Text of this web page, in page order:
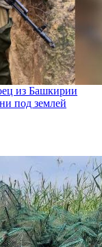
из Башкирии
под землей